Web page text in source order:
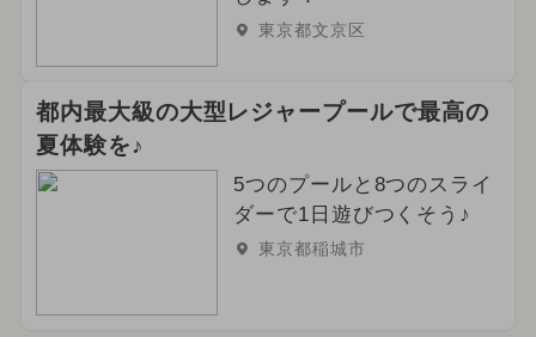
東京都文京区
都内最大級の大型レジャープールで最高の
夏体験を♪
5つのプールと8つのスライ
ダーで1日遊びつくそう♪
東京都稲城市